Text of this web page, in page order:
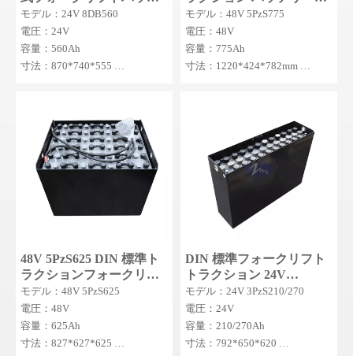
リー牽引バッテリー電解
液付き電動フォークリフ
トリフトトラック
7FBH15
モデル：24V 8DB560
電圧：24V
容量：560Ah
寸法：870*740*555
(アクアマティック システ
ム付き)
モデル：48V 5PzS775
電圧：48V
容量：775Ah
寸法：1220*424*782mm
48V 5PzS625 DIN 標準ト
ラクションフォークリフ
ト PzS バッテリー
モデル：48V 5PzS625
電圧：48V
容量：625Ah
寸法：827*627*625
DIN 標準フォークリフト
トラクション 24V
3PzS210/270 電動フォーク
リフト用
モデル：24V 3PzS210/270
電圧：24V
容量：210/270Ah
寸法：792*650*620